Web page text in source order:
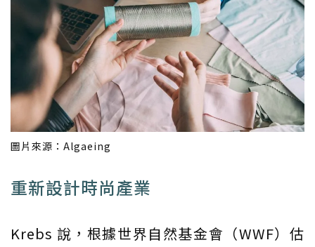
圖片來源：Algaeing
重新設計時尚產業
Krebs 說，根據世界自然基金會（WWF）估